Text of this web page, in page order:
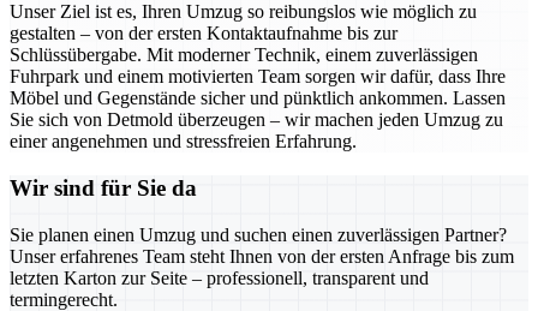
Unser Ziel ist es, Ihren Umzug so reibungslos wie möglich zu
gestalten – von der ersten Kontaktaufnahme bis zur
Schlüssübergabe. Mit moderner Technik, einem zuverlässigen
Fuhrpark und einem motivierten Team sorgen wir dafür, dass Ihre
Möbel und Gegenstände sicher und pünktlich ankommen. Lassen
Sie sich von Detmold überzeugen – wir machen jeden Umzug zu
einer angenehmen und stressfreien Erfahrung.
Wir sind für Sie da
Sie planen einen Umzug und suchen einen zuverlässigen Partner?
Unser erfahrenes Team steht Ihnen von der ersten Anfrage bis zum
letzten Karton zur Seite – professionell, transparent und
termingerecht.